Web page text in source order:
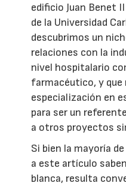
edificio Juan Benet
de la Universidad
descubrimos un
relaciones con la
nivel hospitalario
farmacéutico, y que
especialización en
para ser un
a otros proyectos
Si bien la mayoría
a este artículo
blanca, resulta